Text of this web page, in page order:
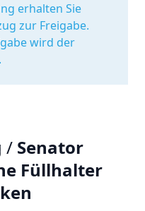
erhalten Sie
zur Freigabe.
wird der
/ Senator
Füllhalter